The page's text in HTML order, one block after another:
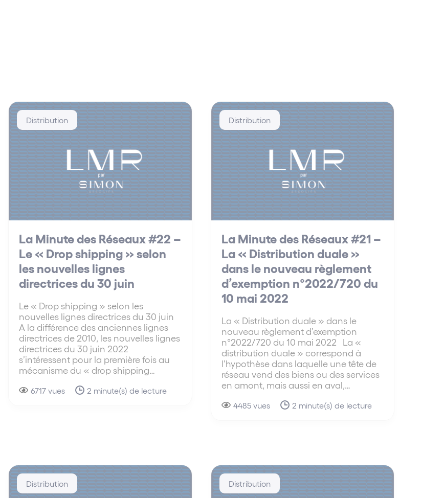
Distribution
La Minute des Réseaux #22 –
Le « Drop shipping » selon
les nouvelles lignes
directrices du 30 juin
Le « Drop shipping » selon les
nouvelles lignes directrices du 30 juin
A la différence des anciennes lignes
directrices de 2010, les nouvelles lignes
directrices du 30 juin 2022
s’intéressent pour la première fois au
mécanisme du « drop shipping…
6717 vues 2 minute(s) de lecture
Distribution
La Minute des Réseaux #21 –
La « Distribution duale »
dans le nouveau règlement
d’exemption n°2022/720 du
10 mai 2022
La « Distribution duale » dans le
nouveau règlement d’exemption
n°2022/720 du 10 mai 2022 La «
distribution duale » correspond à
l’hypothèse dans laquelle une tête de
réseau vend des biens ou des services
en amont, mais aussi en aval,…
4485 vues 2 minute(s) de lecture
Distribution Distribution